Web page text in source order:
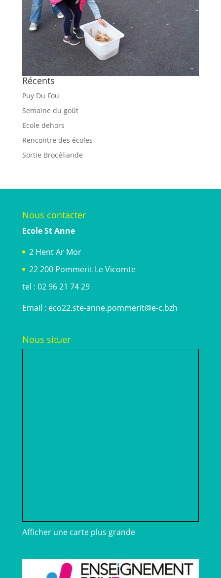
Récents
Puy Du Fou
Semaine du goût
Ecole dehors
Rencontre des écoles
Sortie Brocéliande
Nous contacter
Ecole St Anne
2 Hent Ar Mor
22 200 Pommerit Le Vicomte
tel : 02 96 21 74 29
Email : eco22.ste-anne.pommerit@e-c.bzh
Nous situer
Afficher une carte plus grande